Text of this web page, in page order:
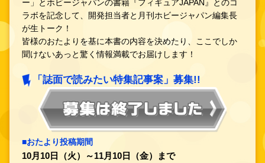
ー」とホビージャパンの書籍『フィギュアJAPAN』とのコ
ラボを記念して、開発担当者と月刊ホビージャパン編集長
が生トーク！
皆様のおたよりを基に本書の内容を決めたり、ここでしか
聞けないあっと驚く情報満載でお届けします！
「誌面で読みたい特集記事案」募集!!
■おたより投稿期間
10月10日（火）～11月10日（金）まで